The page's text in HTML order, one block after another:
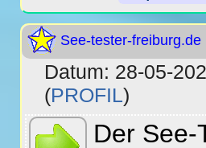
See-tester-freiburg.de
Datum: 28-05-
(PROFIL)
Der See-